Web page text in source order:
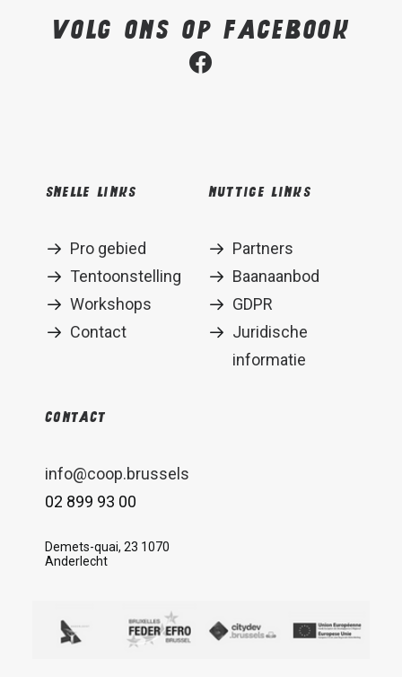
Volg ons op Facebook
Snelle links
Pro gebied
Tentoonstelling
Workshops
Contact
Nuttige links
Partners
Baanaanbod
GDPR
Juridische
informatie
Contact
info@coop.brussels
02 899 93 00
Demets-quai, 23 1070
Anderlecht